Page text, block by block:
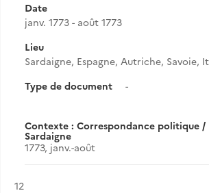
Date
janv. 1773 - août 1773
Lieu
Sardaigne, Espagne, Autriche, Savoie,
Type de document
-
Contexte : Correspondance politique /
Sardaigne
1773, janv.-août
Résultat n°
12